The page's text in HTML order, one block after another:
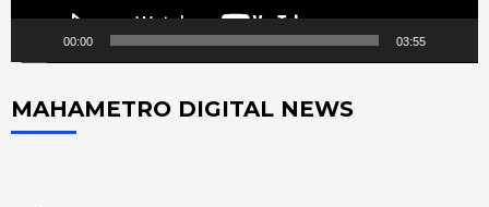
00:00 03:55
MAHAMETRO DIGITAL NEWS